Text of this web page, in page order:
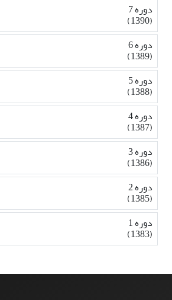
دوره 7
(1390)
دوره 6
(1389)
دوره 5
(1388)
دوره 4
(1387)
دوره 3
(1386)
دوره 2
(1385)
دوره 1
(1383)